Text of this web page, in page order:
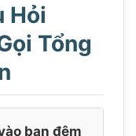
Hỏi
Tổng
ban đêm